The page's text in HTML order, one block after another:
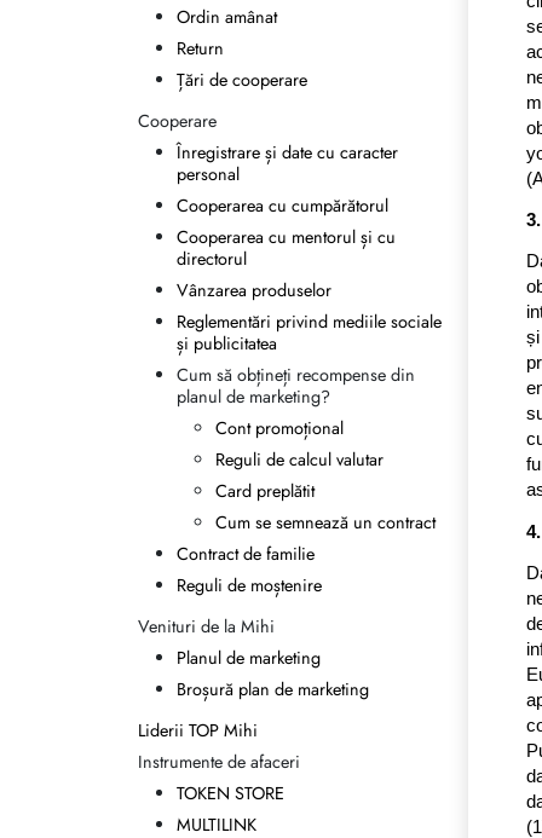
Ordin amânat
Return
Țări de cooperare
Cooperare
Înregistrare și date cu caracter
personal
Cooperarea cu cumpărătorul
Cooperarea cu mentorul și cu
directorul
Vânzarea produselor
Reglementări privind mediile sociale
și publicitatea
Cum să obțineți recompense din
planul de marketing?
Cont promoțional
Reguli de calcul valutar
Card preplătit
Cum se semnează un contract
Contract de familie
Reguli de moștenire
Venituri de la Mihi
Planul de marketing
Broșură plan de marketing
Liderii TOP Mihi
Instrumente de afaceri
TOKEN STORE
MULTILINK